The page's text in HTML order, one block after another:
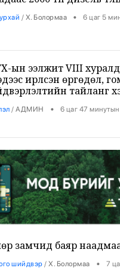
ирүүлсэн өргөдөл,
тайланг
/АДМИН • 6 цаг 47
замчид баяр